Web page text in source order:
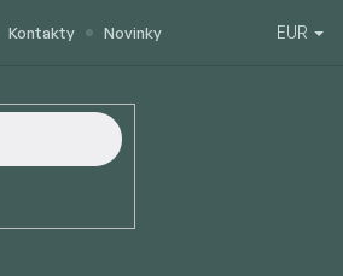
Kontakty Novinky EUR